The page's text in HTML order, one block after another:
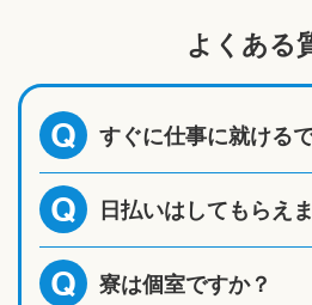
よくある
Q すぐに仕事に就ける
Q 日払いはしてもらえ
Q 寮は個室ですか？